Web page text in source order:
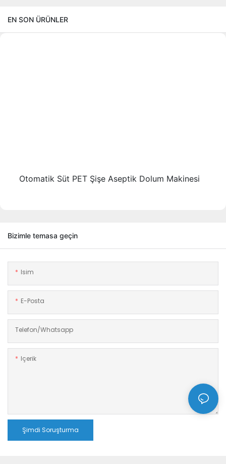
EN SON ÜRÜNLER
Otomatik Süt PET Şişe Aseptik Dolum Makinesi
Bizimle temasa geçin
Isim
E-Posta
Telefon/whatsapp
Içerik
Şimdi Soruşturma